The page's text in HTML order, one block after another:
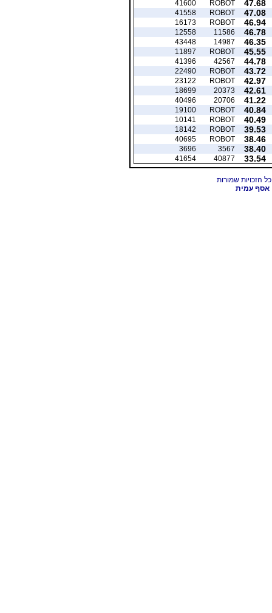
47.68
ROBOT
41600
47.08
ROBOT
41558
46.94
ROBOT
16173
46.78
11586
12558
46.35
14987
43448
45.55
ROBOT
11897
44.78
42567
41396
43.72
ROBOT
22490
42.97
ROBOT
23122
42.61
20373
18699
41.22
20706
40496
40.84
ROBOT
19100
40.49
ROBOT
10141
39.53
ROBOT
18142
38.46
ROBOT
40695
38.40
3567
3696
33.54
40877
41654
אסף עמית